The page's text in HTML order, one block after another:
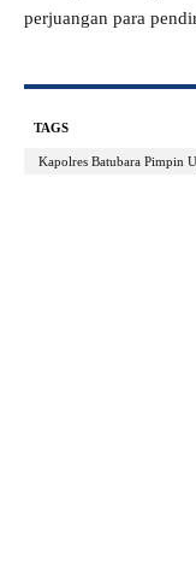
perjuangan para
TAGS
Kapolres Batubara Pimpin